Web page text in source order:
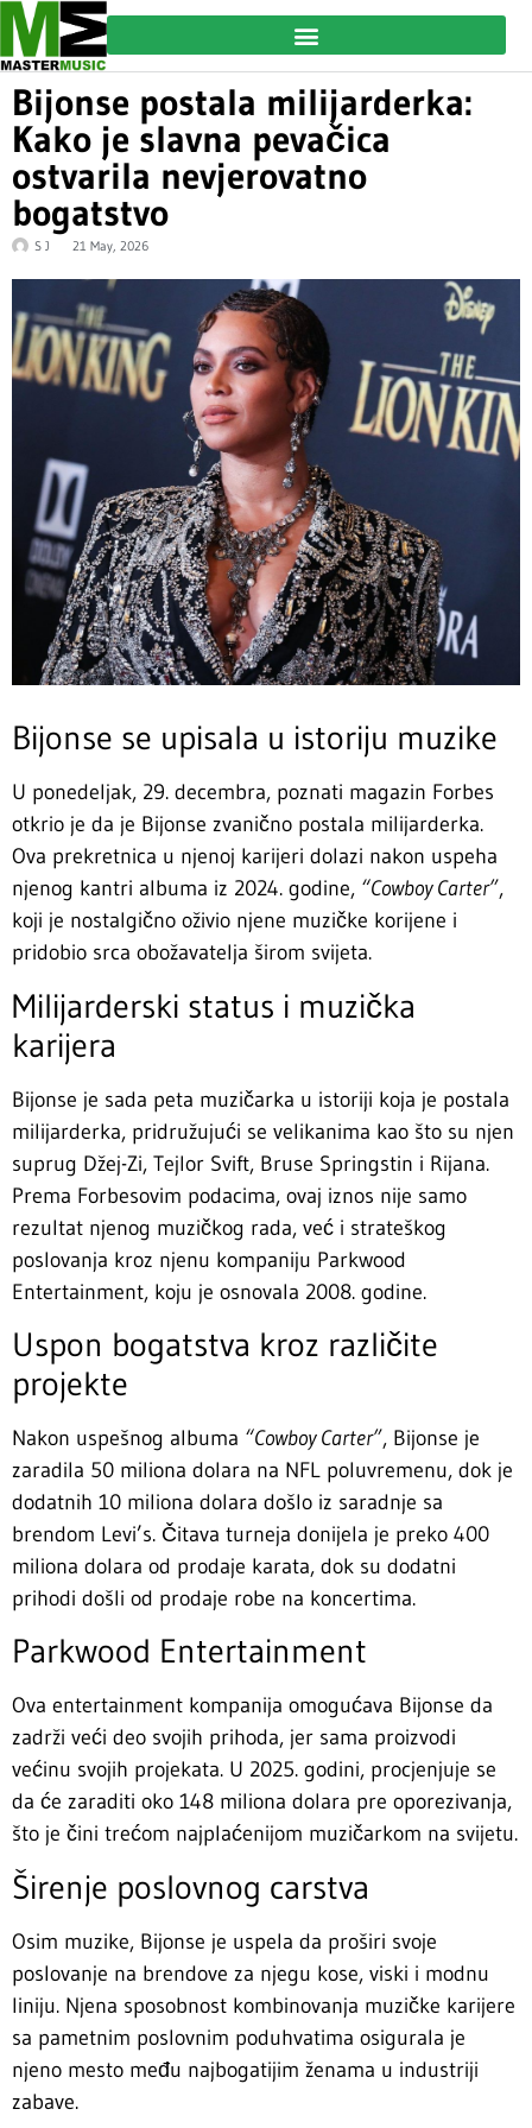
Bijonse postala milijarderka:
Kako je slavna pevačica
ostvarila nevjerovatno
bogatstvo
S J 21 May, 2026
Bijonse se upisala u istoriju muzike
U ponedeljak, 29. decembra, poznati magazin Forbes
otkrio je da je Bijonse zvanično postala milijarderka.
Ova prekretnica u njenoj karijeri dolazi nakon uspeha
njenog kantri albuma iz 2024. godine, “Cowboy Carter”,
koji je nostalgično oživio njene muzičke korijene i
pridobio srca obožavatelja širom svijeta.
Milijarderski status i muzička
karijera
Bijonse je sada peta muzičarka u istoriji koja je postala
milijarderka, pridružujući se velikanima kao što su njen
suprug Džej-Zi, Tejlor Svift, Bruse Springstin i Rijana.
Prema Forbesovim podacima, ovaj iznos nije samo
rezultat njenog muzičkog rada, već i strateškog
poslovanja kroz njenu kompaniju Parkwood
Entertainment, koju je osnovala 2008. godine.
Uspon bogatstva kroz različite
projekte
Nakon uspešnog albuma “Cowboy Carter”, Bijonse je
zaradila 50 miliona dolara na NFL poluvremenu, dok je
dodatnih 10 miliona dolara došlo iz saradnje sa
brendom Levi’s. Čitava turneja donijela je preko 400
miliona dolara od prodaje karata, dok su dodatni
prihodi došli od prodaje robe na koncertima.
Parkwood Entertainment
Ova entertainment kompanija omogućava Bijonse da
zadrži veći deo svojih prihoda, jer sama proizvodi
većinu svojih projekata. U 2025. godini, procjenjuje se
da će zaraditi oko 148 miliona dolara pre oporezivanja,
što je čini trećom najplaćenijom muzičarkom na svijetu.
Širenje poslovnog carstva
Osim muzike, Bijonse je uspela da proširi svoje
poslovanje na brendove za njegu kose, viski i modnu
liniju. Njena sposobnost kombinovanja muzičke karijere
sa pametnim poslovnim poduhvatima osigurala je
njeno mesto među najbogatijim ženama u industriji
zabave.